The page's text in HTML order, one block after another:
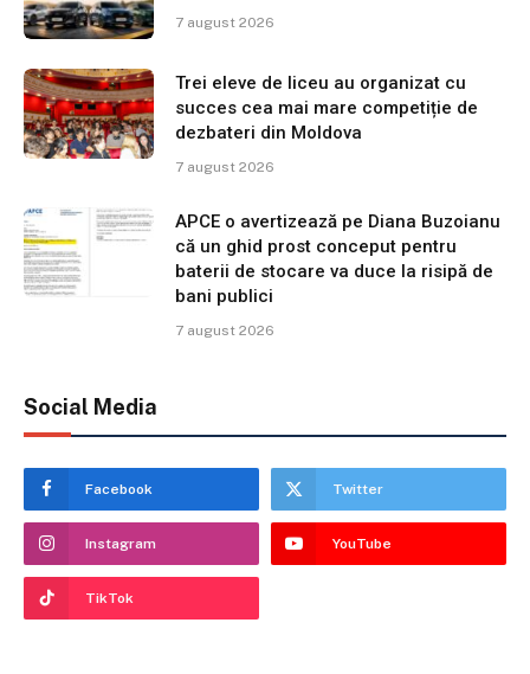
7 august 2026
Trei eleve de liceu au organizat cu
succes cea mai mare competiție de
dezbateri din Moldova
7 august 2026
APCE o avertizează pe Diana Buzoianu
că un ghid prost conceput pentru
baterii de stocare va duce la risipă de
bani publici
7 august 2026
Social Media
Facebook Twitter
Instagram YouTube
TikTok